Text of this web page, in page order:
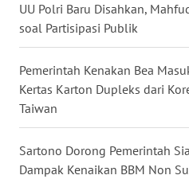
UU Polri Baru Disahkan,
soal Partisipasi Publik
Pemerintah Kenakan Bea
Kertas Karton Dupleks dari
Taiwan
Sartono Dorong Pemerintah
Dampak Kenaikan BBM Non
NUSANTARA
WN
JOGJA
JATIM